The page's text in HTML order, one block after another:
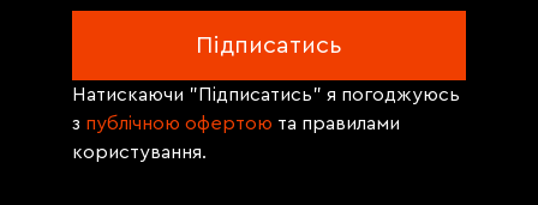
Натискаючи "Підписатись" я погоджуюсь
з публічною офертою та правилами
користування.